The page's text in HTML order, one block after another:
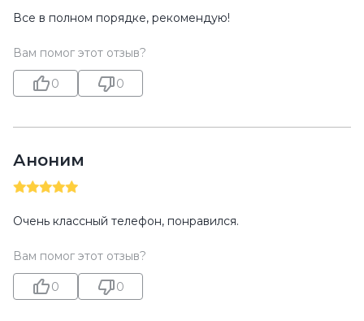
Все в полном порядке, рекомендую!
Вам помог этот отзыв?
0 0
Аноним
Очень классный телефон, понравился.
Вам помог этот отзыв?
0 0